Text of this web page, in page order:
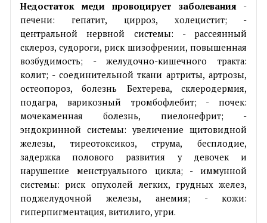
Недостаток меди провоцирует заболевания -
печени: гепатит, цирроз, холецистит; -
центральной нервной системы: - рассеянный
склероз, судороги, риск шизофрении, повышенная
возбудимость; - желудочно-кишечного тракта:
колит; - соединительной ткани артриты, артрозы,
остеопороз, болезнь Бехтерева, склеродермия,
подагра, варикозный тромбофлебит; - почек:
мочекаменная болезнь, пиелонефрит; -
эндокринной системы: увеличение щитовидной
железы, тиреотоксикоз, струма, бесплодие,
задержка полового развития у девочек и
нарушение менструального цикла; - иммунной
системы: риск опухолей легких, грудных желез,
поджелудочной железы, анемия; - кожи:
гиперпигментация, витилиго, угри.